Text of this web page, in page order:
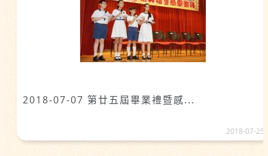
2018-07-07 第廿五屆畢業禮暨感...
2018-07-25